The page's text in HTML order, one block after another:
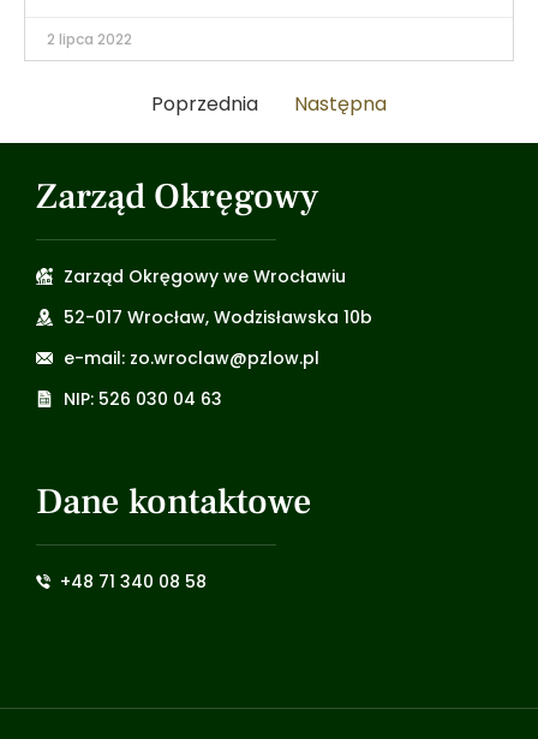
2 lipca 2022
Poprzednia Następna
Zarząd Okręgowy
Zarząd Okręgowy we Wrocławiu
52-017 Wrocław, Wodzisławska 10b
e-mail: zo.wroclaw@pzlow.pl
NIP: 526 030 04 63
Dane kontaktowe
+48 71 340 08 58